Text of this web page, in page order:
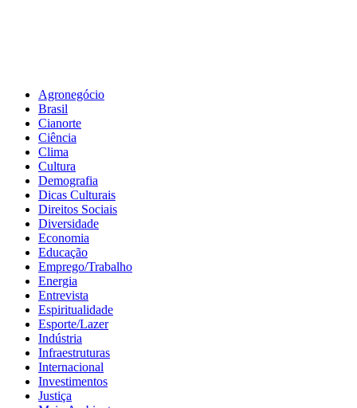
Agronegócio
Brasil
Cianorte
Ciência
Clima
Cultura
Demografia
Dicas Culturais
Direitos Sociais
Diversidade
Economia
Educação
Emprego/Trabalho
Energia
Entrevista
Espiritualidade
Esporte/Lazer
Indústria
Infraestruturas
Internacional
Investimentos
Justiça